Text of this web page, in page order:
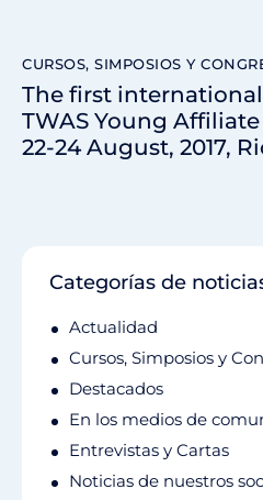
CURSOS, SIMPOSIOS Y
The first
TWAS Young
22-24 August, 2017,
Categorías de
Actualidad
Cursos, Simposios y
Destacados
En los medios de
Entrevistas y Cartas
Noticias de nuestros